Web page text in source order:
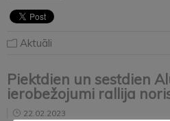
Aktuāli
Piektdien un sestdien
ierobežojumi rallija
22.02.2023